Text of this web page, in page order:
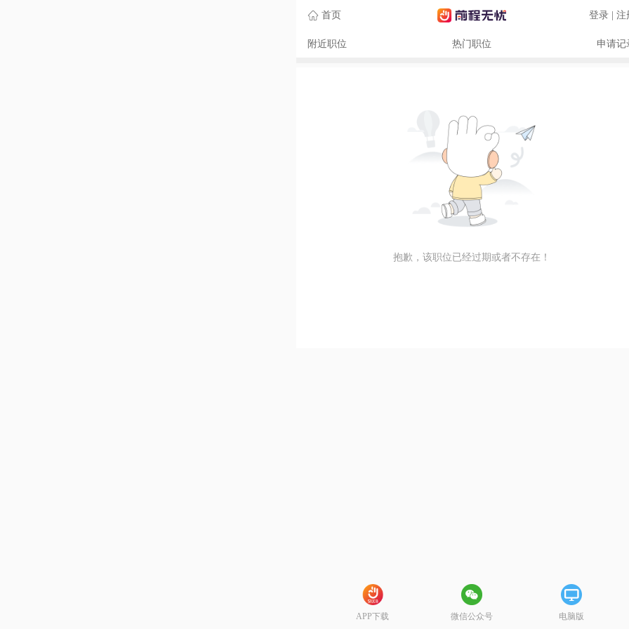
首页 登录 | 注
附近职位 热门职位 申请记
抱歉，该职位已经过期或者不存在！
APP下载 微信公众号 电脑版